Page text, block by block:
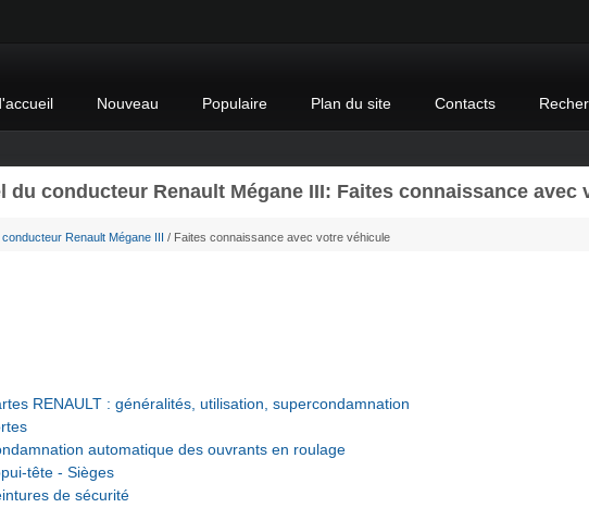
Nouveau Populaire Plan du site Contacts
du conducteur Renault Mégane III: Faites connaissance avec
conducteur Renault Mégane III / Faites connaissance avec votre véhicule
RENAULT : généralités, utilisation, supercondamnation
automatique des ouvrants en roulage
tête - Sièges
de sécurité